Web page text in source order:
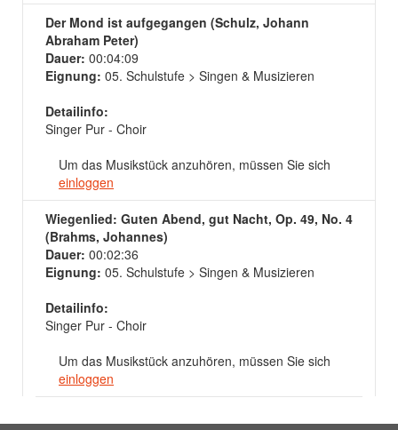
Der Mond ist aufgegangen (Schulz, Johann
Abraham Peter)
Dauer: 00:04:09
Eignung: 05. Schulstufe > Singen & Musizieren
Detailinfo:
Singer Pur - Choir
Um das Musikstück anzuhören, müssen Sie sich
einloggen
Wiegenlied: Guten Abend, gut Nacht, Op. 49, No. 4
(Brahms, Johannes)
Dauer: 00:02:36
Eignung: 05. Schulstufe > Singen & Musizieren
Detailinfo:
Singer Pur - Choir
Um das Musikstück anzuhören, müssen Sie sich
einloggen